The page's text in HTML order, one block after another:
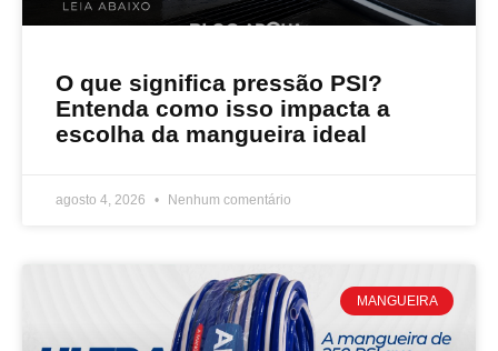
O que significa pressão PSI?
Entenda como isso impacta a
escolha da mangueira ideal
agosto 4, 2026 Nenhum comentário
MANGUEIRA